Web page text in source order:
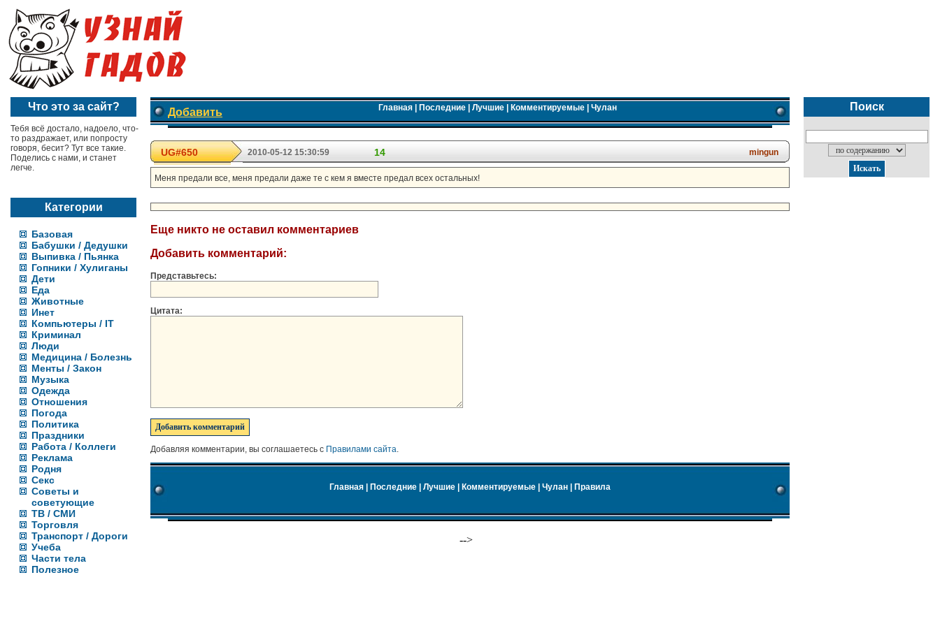
Что это за сайт?
Тебя всё достало, надоело, что-
то раздражает, или попросту
говоря, бесит? Тут все такие.
Поделись с нами, и станет
легче.
Категории
Базовая
Бабушки / Дедушки
Выпивка / Пьянка
Гопники / Хулиганы
Дети
Еда
Животные
Инет
Компьютеры / IT
Криминал
Люди
Медицина / Болезнь
Менты / Закон
Музыка
Одежда
Отношения
Погода
Политика
Праздники
Работа / Коллеги
Реклама
Родня
Секс
Советы и
советующие
ТВ / СМИ
Торговля
Транспорт / Дороги
Учеба
Части тела
Полезное
Добавить Главная| Последние| Лучшие| Комментируемые| Чулан
UG#650 2010-05-12 15:30:59 14 mingun
Меня предали все, меня предали даже те с кем я вместе предал всех остальных!
Еще никто не оставил комментариев
Добавить комментарий:
Представьтесь:
Цитата:
Добавляя комментарии, вы соглашаетесь с Правилами сайта.
Главная Последние Лучшие Комментируемые Чулан Правила
-->
Поиск